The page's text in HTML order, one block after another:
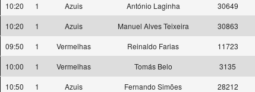
10:20
1 Azuis António Laginha 30649
10:20
1 Azuis Manuel Alves Teixeira 30863
09:50
1 Vermelhas Reinaldo Farias 11723
10:00
1 Vermelhas Tomás Belo 3135
10:50
1 Azuis Fernando Simões 28212